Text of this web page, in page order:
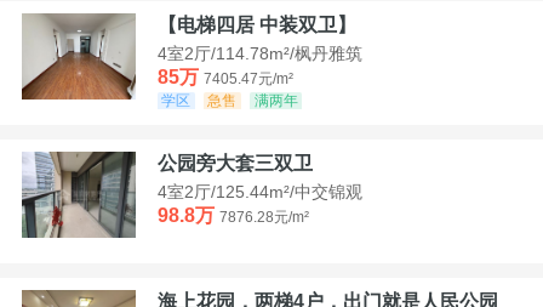
【电梯四居 中装双卫】
4室2厅/114.78m²/枫丹雅筑
85万 7405.47元/m²
学区
急售 满两年
公园旁大套三双卫
4室2厅/125.44m²/中交锦观
98.8万 7876.28元/m²
海上花园，两梯4户，出门就是人民公园